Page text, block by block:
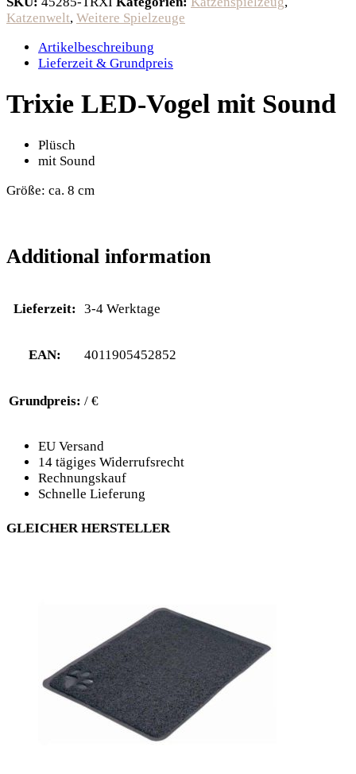
Katzenwelt, Weitere Spielzeuge
Artikelbeschreibung
Lieferzeit & Grundpreis
Trixie LED-Vogel mit Sound
Plüsch
mit Sound
Größe: ca. 8 cm
Additional information
Lieferzeit: 3-4 Werktage
EAN: 4011905452852
Grundpreis: / €
EU Versand
14 tägiges Widerrufsrecht
Rechnungskauf
Schnelle Lieferung
GLEICHER HERSTELLER